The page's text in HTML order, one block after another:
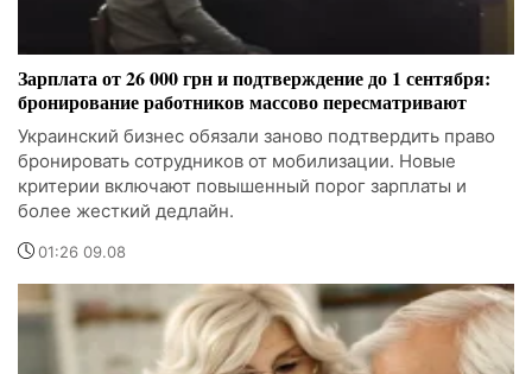
Зарплата от 26 000 грн и подтверждение до 1 сентября:
бронирование работников массово пересматривают
Украинский бизнес обязали заново подтвердить право
бронировать сотрудников от мобилизации. Новые
критерии включают повышенный порог зарплаты и
более жесткий дедлайн.
01:26 09.08